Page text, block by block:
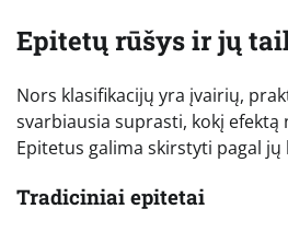
Epitetų rūšys ir jų
Nors klasifikacijų yra įvairių,
svarbiausia suprasti, kokį efektą
Epitetus galima skirstyti pagal jų
Tradiciniai epitetai